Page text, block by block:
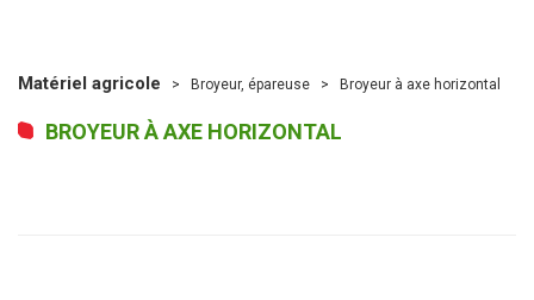
Matériel agricole Broyeur, épareuse Broyeur à axe horizontal
BROYEUR À AXE HORIZONTAL